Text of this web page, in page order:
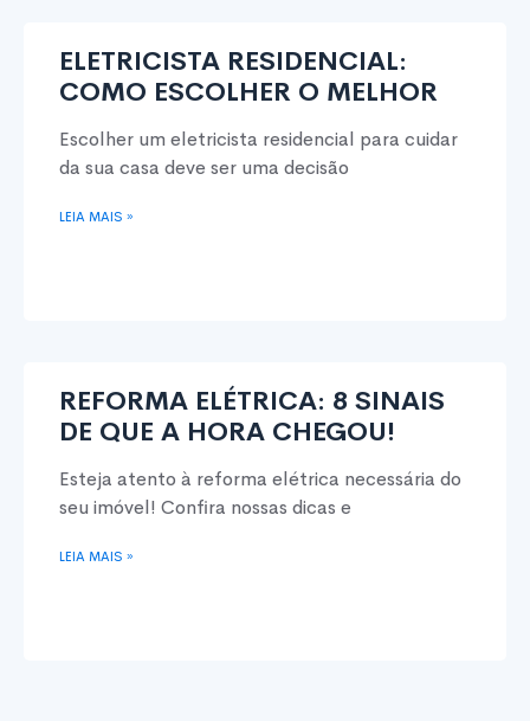
ELETRICISTA RESIDENCIAL:
COMO ESCOLHER O MELHOR
Escolher um eletricista residencial para cuidar
da sua casa deve ser uma decisão
LEIA MAIS »
REFORMA ELÉTRICA: 8 SINAIS
DE QUE A HORA CHEGOU!
Esteja atento à reforma elétrica necessária do
seu imóvel! Confira nossas dicas e
LEIA MAIS »